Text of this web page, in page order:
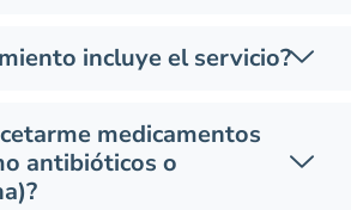
incluye el servicio?
medicamentos
antibióticos o